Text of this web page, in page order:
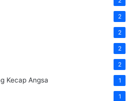
2
2
2
2
Kecap Angsa 1
1